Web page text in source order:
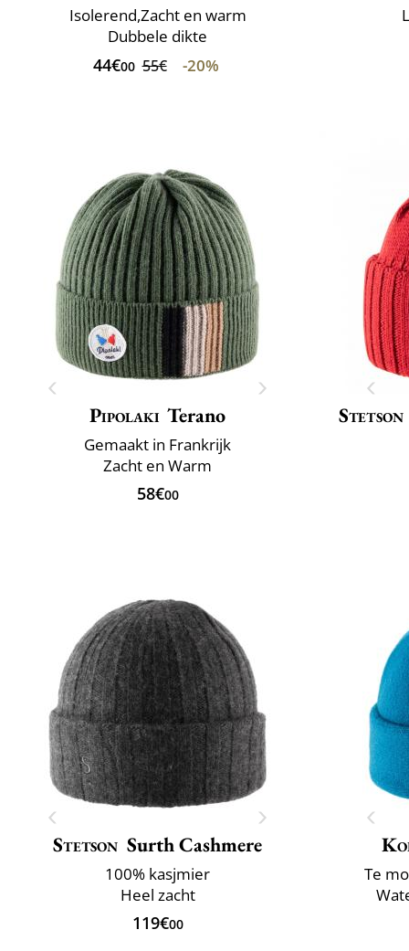
Isolerend,Zacht en warm
Dubbele dikte
44€00 55€ -20%
Pipolaki Terano
Gemaakt in Frankrijk
Zacht en Warm
58€00
Stetson
Stetson Surth Cashmere
100% kasjmier
Heel zacht
119€00
Te